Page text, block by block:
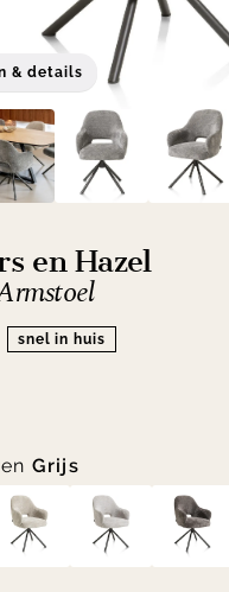
& details
en Hazel
snel in huis
Grijs